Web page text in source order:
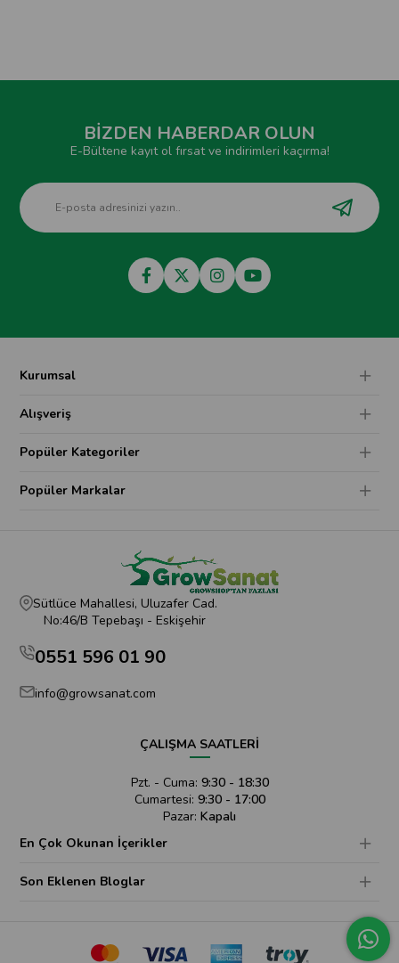
BİZDEN HABERDAR OLUN
E-Bültene kayıt ol fırsat ve indirimleri kaçırma!
Kurumsal
Alışveriş
Popüler Kategoriler
Popüler Markalar
Sütlüce Mahallesi, Uluzafer Cad.
No:46/B Tepebaşı - Eskişehir
0551 596 01 90
info@growsanat.com
ÇALIŞMA SAATLERİ
Pzt. - Cuma: 9:30 - 18:30
Cumartesi: 9:30 - 17:00
Pazar: Kapalı
En Çok Okunan İçerikler
Son Eklenen Bloglar